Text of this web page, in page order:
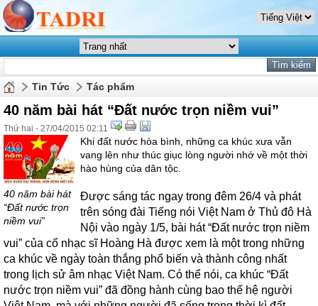
Tin Tức Tác phẩm
40 năm bài hát “Đất nước trọn niềm vui”
Thứ hai - 27/04/2015 02:11
40 năm bài hát
“Đất nước trọn
niềm vui”
Khi đất nước hòa bình, những ca khúc xưa vẫn
vang lên như thúc giục lòng người nhớ về một thời
hào hùng của dân tộc.
Được sáng tác ngay trong đêm 26/4 và phát
trên sóng đài Tiếng nói Việt Nam ở Thủ đô Hà
Nội vào ngày 1/5, bài hát “Đất nước trọn niềm
vui” của cố nhạc sĩ Hoàng Hà được xem là một trong những
ca khúc về ngày toàn thắng phổ biến và thành công nhất
trong lịch sử âm nhạc Việt Nam. Có thể nói, ca khúc “Đất
nước trọn niềm vui” đã đồng hành cùng bao thế hệ người